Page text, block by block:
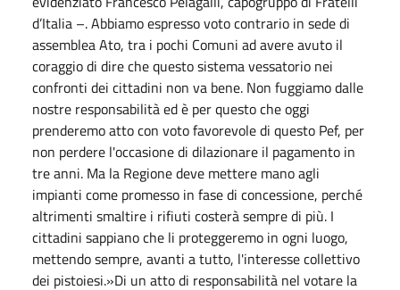
d’Italia –. Abbiamo espresso voto contrario in sede di
assemblea Ato, tra i pochi Comuni ad avere avuto il
coraggio di dire che questo sistema vessatorio nei
confronti dei cittadini non va bene. Non fuggiamo dalle
nostre responsabilità ed è per questo che oggi
prenderemo atto con voto favorevole di questo Pef, per
non perdere l'occasione di dilazionare il pagamento in
tre anni. Ma la Regione deve mettere mano agli
impianti come promesso in fase di concessione, perché
altrimenti smaltire i rifiuti costerà sempre di più. I
cittadini sappiano che li proteggeremo in ogni luogo,
mettendo sempre, avanti a tutto, l'interesse collettivo
dei pistoiesi.»Di un atto di responsabilità nel votare la